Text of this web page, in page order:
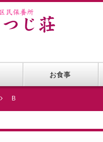
お食事
B